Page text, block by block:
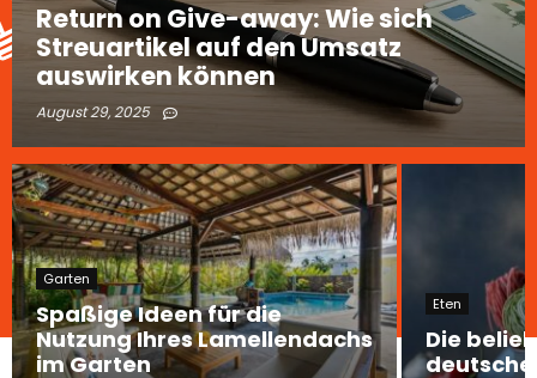
Return on Give-away: Wie sich
Streuartikel auf den Umsatz
auswirken können
August 29, 2025
Garten
Spaßige Ideen für die
Nutzung Ihres Lamellendachs
im Garten
Eten
Die